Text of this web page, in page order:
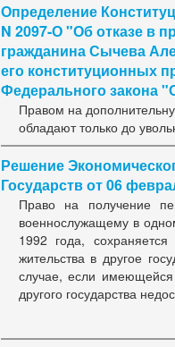
Определение
N 2097-О "Об отказе в
гражданина Сычева
его конституционных
Федерального закона
Правом на
обладают только до
Решение
Государств от 06
Право на получение
военнослужащему в
1992 года,
жительства в другое
случае, если имеющейся
другого государства